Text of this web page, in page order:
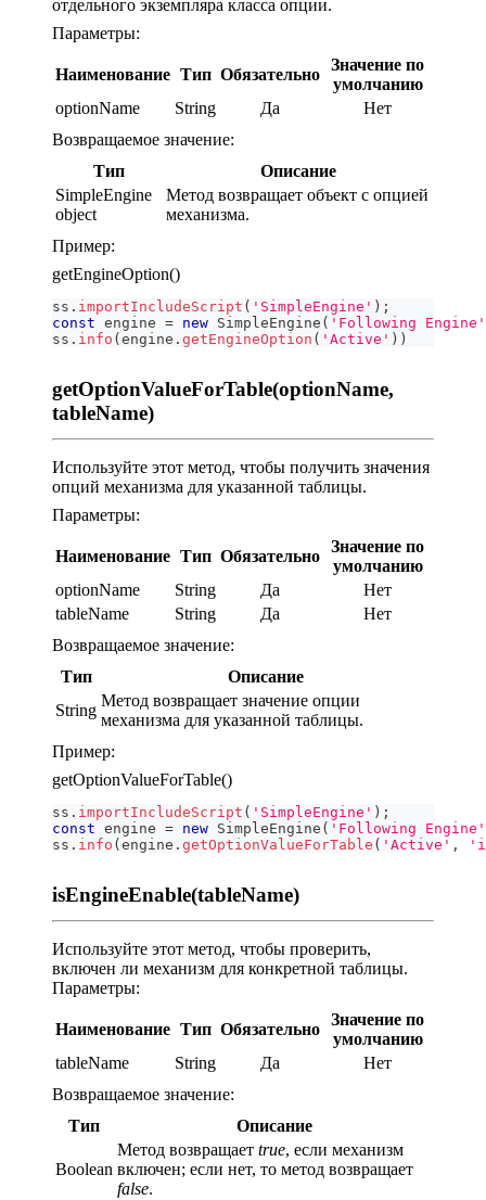
отдельного экземпляра класса опции.
Параметры:
Наименование Тип Обязательно
Значение по
умолчанию
optionName
String Да
Нет
Возвращаемое значение:
Тип
Описание
SimpleEngine
object
Метод возвращает объект с опцией
механизма.
Пример:
getEngineOption()
ss . importIncludeScript ( 'SimpleEngine' ) ;
const engine = new SimpleEngine ( 'Following Engine'
ss . info ( engine . getEngineOption ( 'Active' ) )
getOptionValueForTable(optionName,
tableName)
Используйте этот метод, чтобы получить значения
опций механизма для указанной таблицы.
Параметры:
Наименование Тип Обязательно
Значение по
умолчанию
optionName
String Да
Нет
tableName
String Да
Нет
Возвращаемое значение:
Тип
Описание
String
Метод возвращает значение опции
механизма для указанной таблицы.
Пример:
getOptionValueForTable()
ss . importIncludeScript ( 'SimpleEngine' ) ;
const engine = new SimpleEngine ( 'Following Engine'
ss . info ( engine . getOptionValueForTable ( 'Active' ,
isEngineEnable(tableName)
Используйте этот метод, чтобы проверить,
включен ли механизм для конкретной таблицы.
Параметры:
Наименование Тип Обязательно
Значение по
умолчанию
tableName
String Да
Нет
Возвращаемое значение:
Тип
Описание
Boolean
Метод возвращает true, если механизм
включен; если нет, то метод возвращает
false.